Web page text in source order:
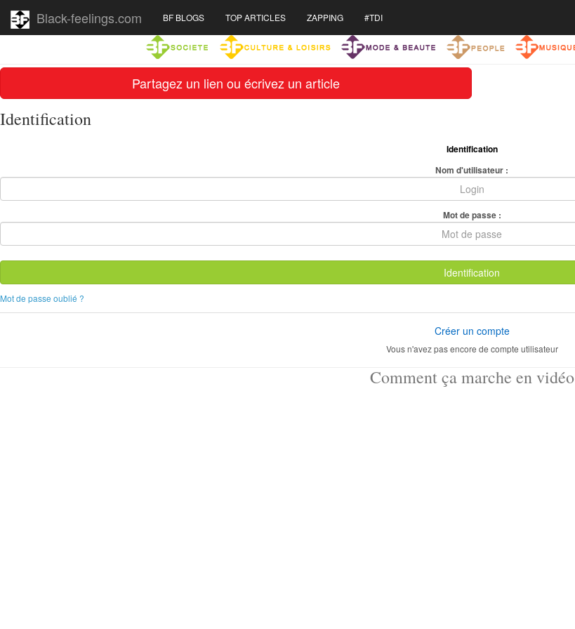
Partagez un lien ou écrivez un article
Black-feelings.com BF BLOGS TOP ARTICLES ZAPPING #TDI
Identification
Identification
Nom d'utilisateur :
Mot de passe :
Identification
Mot de passe oublié ?
Créer un compte
Vous n'avez pas encore de compte utilisateur
Comment ça marche en vidéo